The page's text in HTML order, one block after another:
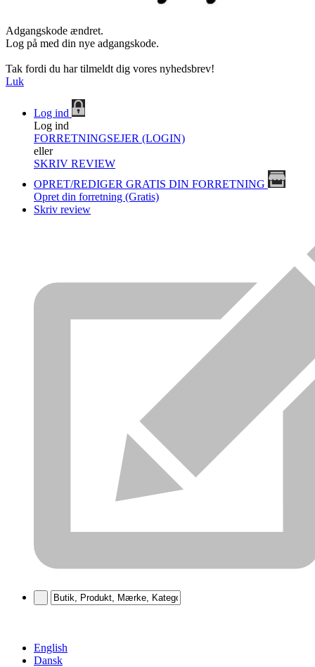
Adgangskode ændret.
Log på med din nye adgangskode.
Tak fordi du har tilmeldt dig vores nyhedsbrev!
Luk
Log ind
Log ind
FORRETNINGSEJER (LOGIN)
eller
SKRIV REVIEW
OPRET/REDIGER GRATIS DIN FORRETNING
Opret din forretning (Gratis)
Skriv review
English
Dansk